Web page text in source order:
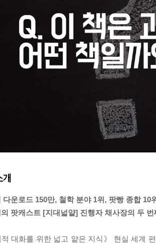
다운로드 150만, 철학 분야 1위, 팟빵 종합 10
팟캐스트 [지대넓얕] 진행자 채사장의 두 번
적 대화를 위한 넓고 얕은 지식》 현실 세계